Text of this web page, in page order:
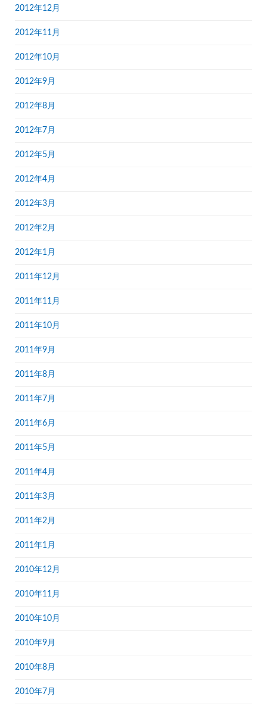
2012年12月
2012年11月
2012年10月
2012年9月
2012年8月
2012年7月
2012年5月
2012年4月
2012年3月
2012年2月
2012年1月
2011年12月
2011年11月
2011年10月
2011年9月
2011年8月
2011年7月
2011年6月
2011年5月
2011年4月
2011年3月
2011年2月
2011年1月
2010年12月
2010年11月
2010年10月
2010年9月
2010年8月
2010年7月